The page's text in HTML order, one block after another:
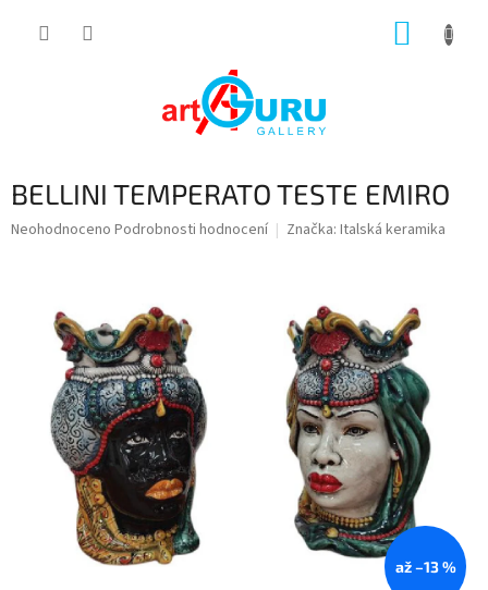
BELLINI TEMPERATO TESTE EMIRO
Průměrné
hvězdiček.
Neohodnoceno Podrobnosti hodnocení Značka: Italská keramika
až –13 %